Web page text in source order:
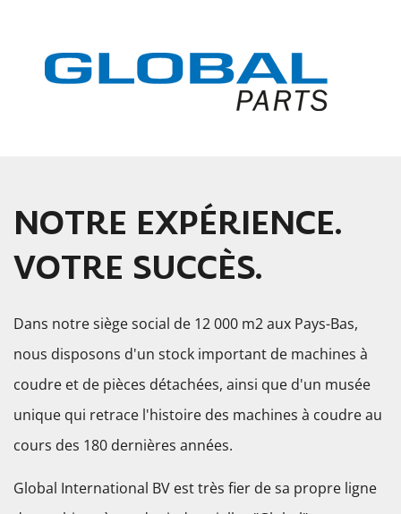
NOTRE EXPÉRIENCE.
VOTRE SUCCÈS.
Dans notre siège social de 12 000 m2 aux Pays-Bas,
nous disposons d'un stock important de machines à
coudre et de pièces détachées, ainsi que d'un musée
unique qui retrace l'histoire des machines à coudre au
cours des 180 dernières années.
Global International BV est très fier de sa propre ligne